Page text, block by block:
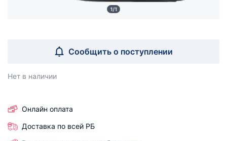
1/1
Сообщить о поступлении
Нет в наличии
Онлайн оплата
Доставка по всей РБ